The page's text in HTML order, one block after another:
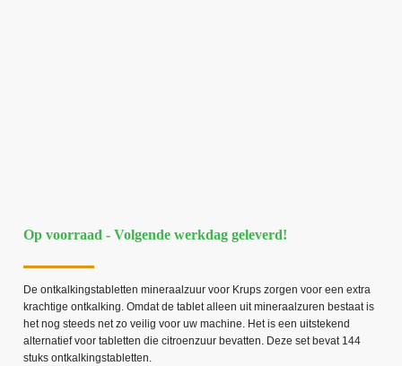
Op voorraad - Volgende werkdag geleverd!
De ontkalkingstabletten mineraalzuur voor Krups zorgen voor een extra
krachtige ontkalking. Omdat de tablet alleen uit mineraalzuren bestaat is
het nog steeds net zo veilig voor uw machine. Het is een uitstekend
alternatief voor tabletten die citroenzuur bevatten. Deze set bevat 144
stuks ontkalkingstabletten.